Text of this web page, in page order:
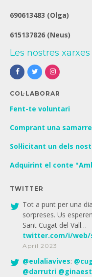
690613483 (Olga)
615137826 (Neus)
Les nostres xarxes
COL·LABORAR
Fent-te voluntari
Comprant una
Sol·licitant un dels
Adquirint el conte
TWITTER
Tot a punt per una
sorpreses. Us
Sant Cugat del Vall…
twitter.com/i/
April 2023
@eulaliavives: @
@darrutri @